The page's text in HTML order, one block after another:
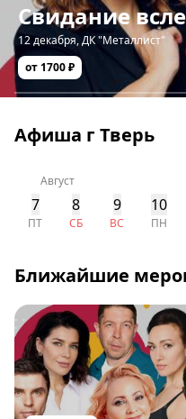
Свидание
12 декабря,ДК "Металлист"
от 1700 ₽
Афиша г Тверь
Август
7
ПТ
8
СБ
9
ВС
10
ПН
Ближайшие